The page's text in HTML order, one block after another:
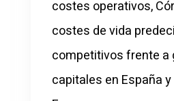
costes operativos,
costes de vida
competitivos frente a
capitales en España